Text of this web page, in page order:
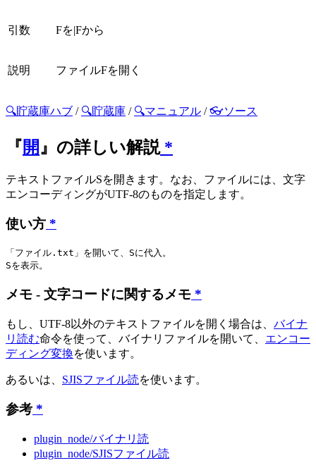
引数 Fを|Fから
説明 ファイルFを開く
🔍貯蔵庫ハブ / 🔍貯蔵庫 / 🔍マニュアル /👓ソース
『開』の詳しい解説*
テキストファイルSを開きます。なお、ファイルには、文字
エンコーディングがUTF-8のものを指定します。
使い方 *
「ファイル.txt」を開いて、Sに代入。
メモ - 文字コードに関するメモ *
もし、UTF-8以外のテキストファイルを開く場合は、 バイナ
リ読む命令を使って、バイナリファイルを開いて、 エンコー
ディング変換を使います。
あるいは、 SJISファイル読を使います。
参考 *
plugin_node/バイナリ読
plugin_node/SJISファイル読